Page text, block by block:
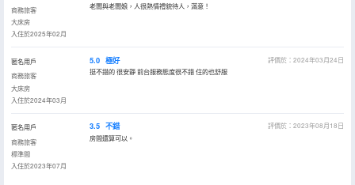
商務旅客
大床房
入住於2025年02月
老闆與老闆娘，人很熱情禮貌待人，滿意！
匿名用戶
商務旅客
大床房
入住於2024年03月
5.0 極好
評價於：2024年03月24日
挺不錯的 很安靜 前台服務態度很不錯 住的也舒服
匿名用戶
商務旅客
標準間
入住於2023年07月
3.5 不錯
評價於：2023年08月18日
房間還算可以。